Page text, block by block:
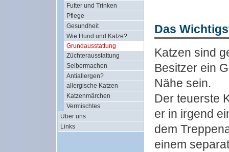
Futter und Trinken
Pflege
Gesundheit
Wie Hund und Katze?
Grundausstattung
Züchterausstattung
Selbermachen
Antiallergen?
allergische Katzen
Katzenmärchen
Vermischtes
Über uns
Links
Das
Katzen sind
Besitzer ein
Nähe sein.
Der teuerste
er in irgend
dem
einem